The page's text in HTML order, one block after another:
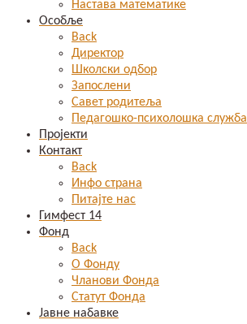
Настава математике
Особље
Back
Директор
Школски одбор
Запослени
Савет родитеља
Педагошко-психолошка служба
Пројекти
Контакт
Back
Инфо страна
Питајте нас
Гимфест 14
Фонд
Back
О Фонду
Чланови Фонда
Статут Фонда
Јавне набавке